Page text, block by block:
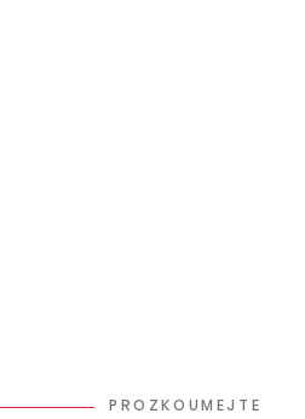
PROZKOUMEJTE